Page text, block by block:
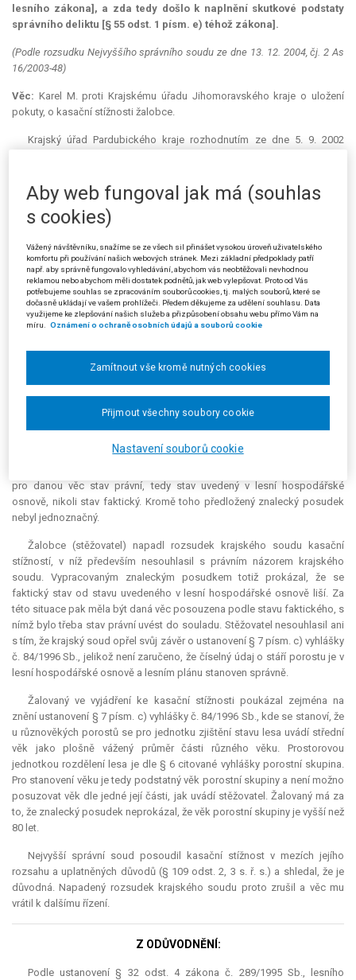
lesního zákona], a zda tedy došlo k naplnění skutkové podstaty
správního deliktu [§ 55 odst. 1 písm. e) téhož zákona].
(Podle rozsudku Nejvyššího správního soudu ze dne 13. 12. 2004, čj. 2 As
16/2003-48)
Věc: Karel M. proti Krajskému úřadu Jihomoravského kraje o uložení
pokuty, o kasační stížnosti žalobce.
Krajský úřad Pardubického kraje rozhodnutím ze dne 5. 9. 2002
500 000 Kč za porušení ustanovení § 55 odst. 1 písm. d) a písm. e)
zákona č. 289/1995 Sb., lesního zákona, mimo jiné provedením
nepovolené úmyslné mýtní těžby v porostu mladším než 80 let v
vykazoval lesní porost aktuální věk jen 78 roků; takové jednání je v
rozporu s ustanovením § 33 odst. 4 lesního zákona.
Žalobce napadl rozhodnutí žalovaného žalobou u Krajského soudu v
Hradci Králové, který ji však rozsudkem ze dne 13. 3. 2003 zamítl. Krajský
soud poukázal na ustanovení § 7 písm. c) vyhlášky č. 84/1996 Sb., o
stanovení věku porostu rozhodující právě číselný údaj o stáří porostu v
lesního hospodářského plánu začleněn do skupiny 264 Hf 8, tedy do
věkového stupně 8, v němž však nemohl být porost starší 80 let. Ostatně,
hospodářské osnovy byl jeho věk 78 let. Na této skutečnosti nemohl nic
pro danou věc stav právní, tedy stav uvedený v lesní hospodářské
osnově, nikoli stav faktický. Kromě toho předložený znalecký posudek
nebyl jednoznačný.
Žalobce (stěžovatel) napadl rozsudek krajského soudu kasační
stížností, v níž především nesouhlasil s právním názorem krajského
soudu. Vypracovaným znaleckým posudkem totiž prokázal, že se
faktický stav od stavu uvedeného v lesní hospodářské osnově liší. Za
této situace pak měla být daná věc posouzena podle stavu faktického, s
nímž bylo třeba stav právní uvést do souladu. Stěžovatel nesouhlasil ani
s tím, že krajský soud opřel svůj závěr o ustanovení § 7 písm. c) vyhlášky
č. 84/1996 Sb., jelikož není zaručeno, že číselný údaj o stáří porostu je v
lesní hospodářské osnově a lesním plánu stanoven správně.
Žalovaný ve vyjádření ke kasační stížnosti poukázal zejména na
znění ustanovení § 7 písm. c) vyhlášky č. 84/1996 Sb., kde se stanoví, že
u různověkých porostů se pro jednotku zjištění stavu lesa uvádí střední
věk jako plošně vážený průměr části různého věku. Prostorovou
jednotkou rozdělení lesa je dle § 6 citované vyhlášky porostní skupina.
Pro stanovení věku je tedy podstatný věk porostní skupiny a není možno
posuzovat věk dle jedné její části, jak uvádí stěžovatel. Žalovaný má za
to, že znalecký posudek neprokázal, že věk porostní skupiny je vyšší než
80 let.
Nejvyšší správní soud posoudil kasační stížnost v mezích jejího
rozsahu a uplatněných důvodů (§ 109 odst. 2, 3 s. ř. s.) a shledal, že je
důvodná. Napadený rozsudek krajského soudu proto zrušil a věc mu
vrátil k dalšímu řízení.
Z ODŮVODNĚNÍ:
Podle ustanovení § 32 odst. 4 zákona č. 289/1995 Sb., lesního
Aby web fungoval jak má (souhlas
s cookies)
Vážený návštěvníku, snažíme se ze všech sil přinášet vysokou úroveň uživatelského
komfortu při používání našich webových stránek. Mezi základní předpoklady patří
např. aby správně fungovalo vyhledávání, abychom vás neobtěžovali nevhodnou
reklamou nebo abychom měli dostatek podnětů, jak web vylepšovat. Proto od Vás
potřebujeme souhlas se zpracováním souborů cookies, tj. malých souborů, které se
dočasně ukládají ve vašem prohlížeči. Předem děkujeme za udělení souhlasu. Data
využijeme ke zlepšování našich služeb a přizpůsobení obsahu webu přímo Vám na
míru. Oznámení o ochraně osobních údajů a souborů cookie
Nastavení souborů cookie
Zamítnout vše kromě nutných cookies
Přijmout všechny soubory cookie